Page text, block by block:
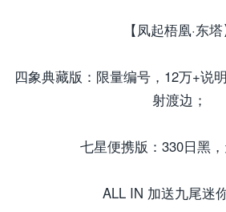
【凤起梧凰·东塔
四象典藏版：限量编号，12万+说
射渡边；
七星便携版：330日黑，
ALL IN 加送九尾迷你